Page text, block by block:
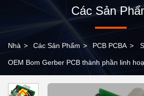
Các Sản
Nhà > Các Sản Phẩm > PCB PCBA >
OEM Bom Gerber PCB thành phần linh